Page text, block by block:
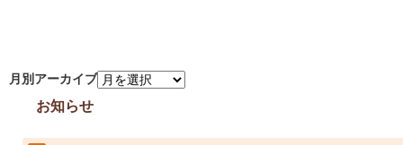
月別アーカイブ
お知らせ